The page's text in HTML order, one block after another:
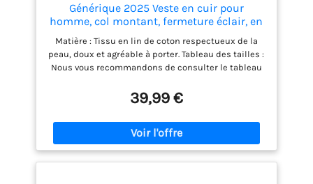
Générique 2025 Veste en cuir pour
homme, col montant, fermeture éclair, en
similicuir, veste de motard à manches
longues, pull chaud pour homme, marron,
XL
Matière : Tissu en lin de coton respectueux de la
peau, doux et agréable à porter. Tableau des tailles :
Nous vous recommandons de consulter le tableau
proposer vos mesures corporelles Coupe régulière,
douce et confortable. Pour hommes juniors. Un effet
a été ajouté au drapeau de l'Union Jack. Lavage :
lavage à la main à l'eau froide. Ne pas javelliser ni
passer au sèche-linge.
39,99 €